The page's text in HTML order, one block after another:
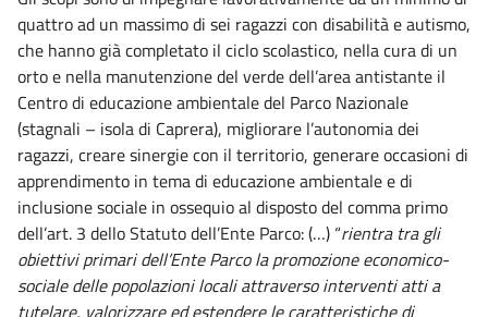
quattro ad un massimo di sei ragazzi con disabilità e autismo,
che hanno già completato il ciclo scolastico, nella cura di un
orto e nella manutenzione del verde dell’area antistante il
Centro di educazione ambientale del Parco Nazionale
(stagnali – isola di Caprera), migliorare l’autonomia dei
ragazzi, creare sinergie con il territorio, generare occasioni di
apprendimento in tema di educazione ambientale e di
inclusione sociale in ossequio al disposto del comma primo
dell’art. 3 dello Statuto dell’Ente Parco: (…) “rientra tra gli
obiettivi primari dell’Ente Parco la promozione economico-
sociale delle popolazioni locali attraverso interventi atti a
tutelare, valorizzare ed estendere le caratteristiche di